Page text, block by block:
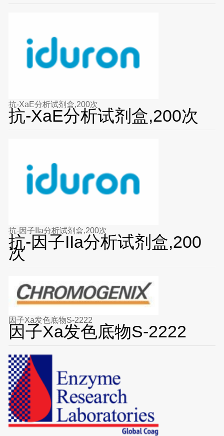
抗-XaE分析试剂盒,200次
抗-XaE分析试剂盒,200次
抗-因子IIa分析试剂盒,200次
抗-因子IIa分析试剂盒,200
次
因子Xa发色底物S-2222
因子Xa发色底物S-2222